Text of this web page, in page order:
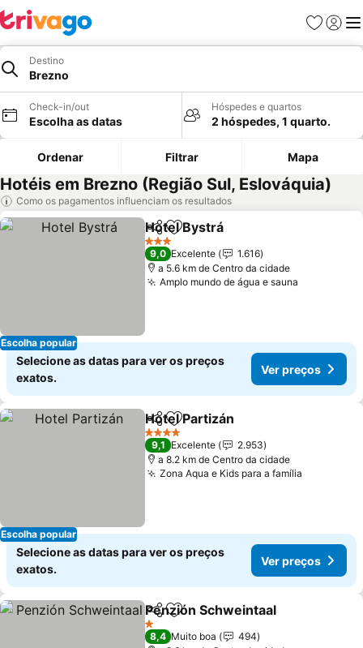
Favoritos
Iniciar
Destino
Brezno
Check-in/out
Escolha as datas
Hóspedes e quartos
2 hóspedes, 1 quarto.
Ordenar Filtrar Mapa
Hotéis em Brezno (Região Sul, Eslováquia)
Como os pagamentos influenciam os resultados
Escolha popular
PartilharAdicionar aos favoritos
Hotel Bystrá
3 Estrelas
9,0 Excelente
1.616
a 5.6 km de Centro da cidade
Amplo mundo de água e sauna
Selecione as datas para ver os preços
exatos.
Ver preços
Escolha popular
PartilharAdicionar aos favoritos
Hotel Partizán
4 Estrelas
9,1 Excelente
2.953
a 8.2 km de Centro da cidade
Zona Aqua e Kids para a família
Selecione as datas para ver os preços
exatos.
Ver preços
PartilharAdicionar aos favoritos
Penzión Schweintaal
1 Estrelas
8,4 Muito boa
494